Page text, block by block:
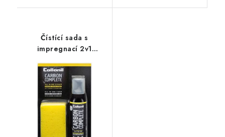
Čístící sada s
impregnací 2v1
Complet 125ml